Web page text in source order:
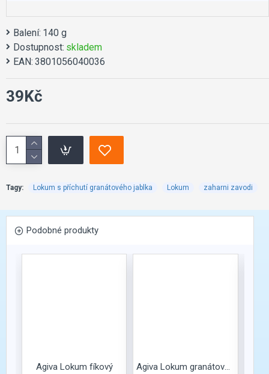
Balení: 140 g
Dostupnost: skladem
EAN: 3801056040036
39Kč
Tagy: Lokum s příchutí granátového jablka Lokum zaharni zavodi
Podobné produkty
Agiva Lokum fíkový
Agiva Lokum granátové jablko a pistácie